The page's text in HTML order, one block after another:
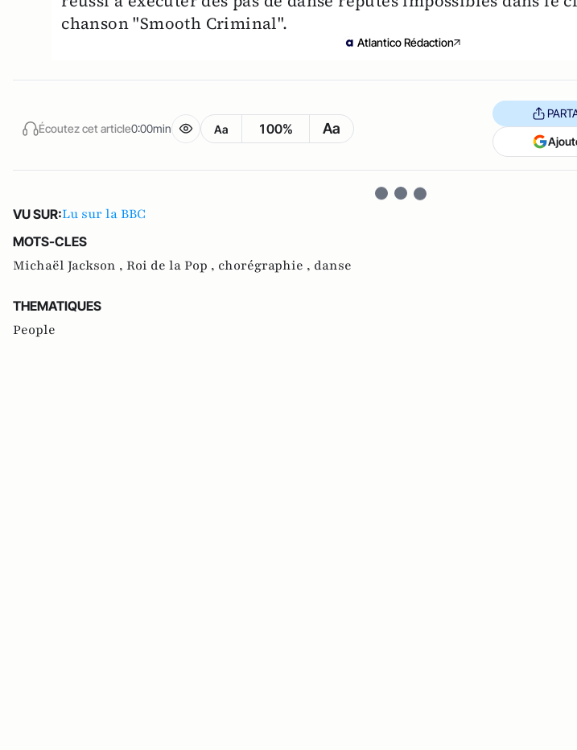
chanson "Smooth Criminal".
Atlantico Rédaction
Écoutez cet article0:00min Aa 100% Aa
VU SUR:Lu sur la BBC
MOTS-CLES
Michaël Jackson , Roi de la Pop , chorégraphie , danse
THEMATIQUES
People